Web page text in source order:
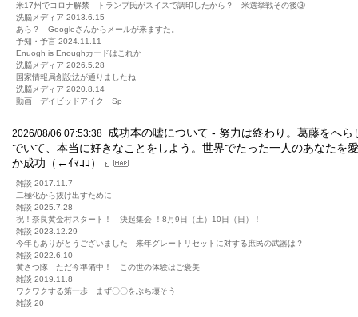
米17州でコロナ解禁 トランプ氏がスイスで調印したから？ 米選挙戦その後③
洗脳メディア 2013.6.15
あら？ Googleさんからメールが来ますた。
予知・予言 2024.11.11
Enuogh is Enoughカードはこれか
洗脳メディア 2026.5.28
国家情報局創設法が通りましたね
洗脳メディア 2020.8.14
動画 デイビッドアイク Sp
2026/08/06 07:53:38
成功本の嘘について - 努力は終わり。葛藤をへら
でいて、本当に好きなことをしよう。世界でたった一人のあなたを
か成功（←ｲﾏｺｺ）
雑談 2017.11.7
二極化から抜け出すために
雑談 2025.7.28
祝！奈良黄金村スタート！ 決起集会 ！8月9日（土）10日（日）！
雑談 2023.12.29
今年もありがとうございました 来年グレートリセットに対する庶民の武器は？
雑談 2022.6.10
黄さつ隊 ただ今準備中！ この世の体験はご褒美
雑談 2019.11.8
ワクワクする第一歩 まず〇〇をぶち壊そう
雑談 20